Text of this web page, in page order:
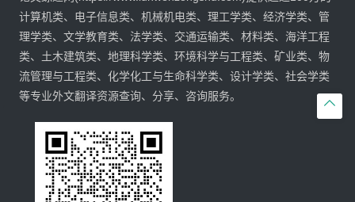

计算机类、电子信息类、机械机电类、理工学类、经济学类、管
理学类、文学教育类、法学类、交通运输类、材料类、海洋工程
类、土木建筑类、地理科学类、环境科学与工程类、矿业类、物
流管理与工程类、化学化工与生命科学类、设计学类、社会学类
等专业外文翻译资源查询、分享、咨询服务。